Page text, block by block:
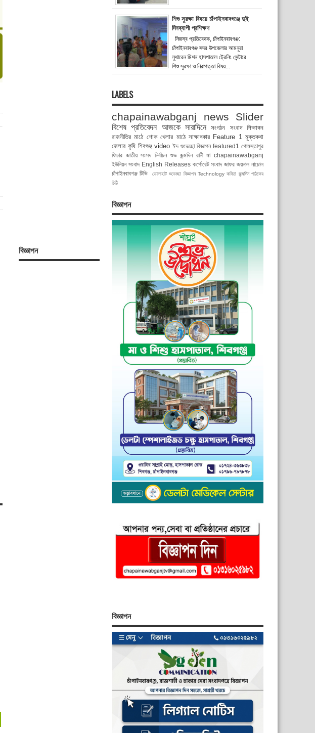
বিজ্ঞাপন
শিশু সুরক্ষা বিষয়ে চাঁপাইনবাবগঞ্জে দুই
দিনব্যাপী প্রশিক্ষণ
নিজস্ব প্রতিবেদক, চাঁপাইনবাবগঞ্জ:
চাঁপাইনবাবগঞ্জ সদর উপজেলার আমনুরা
লুথারেন মিশন হাসপাতাল ট্রেনিং সেন্টারে
শিশু সুরক্ষা ও নিরাপত্তা বিষয়...
LABELS
chapainawabganj news Slider
বিশেষ প্রতিবেদন আজকে সারাদিনে সংগঠন সংবাদ
শিক্ষাঙ্গন
রাজনীতির মাঠে শোক খেলার মাঠে সাক্ষাৎকার Feature 1 মুক্তকথা
জেলার কৃষি শিবগঞ্জ video ঈদ শুভেচ্ছা বিজ্ঞাপন featured1 গোমস্তাপুর
ফিচার জাতীয় সংসদ নির্বাচন শুভ জন্মদিন রানী মা chapainawabganj
ইউনিয়ন সংবাদ English Releases কর্পোরেট সংবাদ জাফর জয়নাল নাচোল
চাঁপাইনবাবগঞ্জ টিভি
ভোলাহাট শুভেচ্ছা বিজ্ঞাপন Technology কবিতা জন্মদিন পাঠকের
চিঠি
বিজ্ঞাপন
বিজ্ঞাপন